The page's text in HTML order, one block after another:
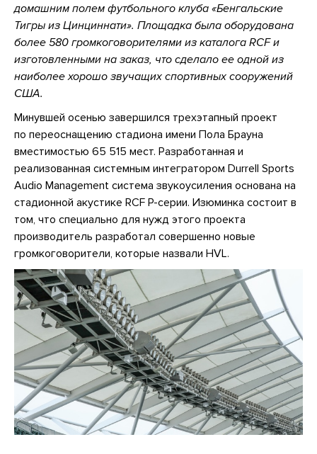
домашним полем футбольного клуба «Бенгальские
Тигры из Цинциннати». Площадка была оборудована
более 580 громкоговорителями из каталога RCF и
изготовленными на заказ, что сделало ее одной из
наиболее хорошо звучащих спортивных сооружений
США.
Минувшей осенью завершился трехэтапный проект
по переоснащению стадиона имени Пола Брауна
вместимостью 65 515 мест. Разработанная и
реализованная системным интегратором Durrell Sports
Audio Management система звукоусиления основана на
стадионной акустике RCF P-серии. Изюминка состоит в
том, что специально для нужд этого проекта
производитель разработал совершенно новые
громкоговорители, которые назвали HVL.